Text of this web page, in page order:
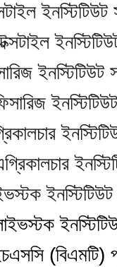
ইনস্টিটিউট
(বিএমটি)